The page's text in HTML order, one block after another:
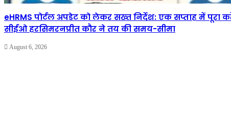
eHRMS पोर्टल अपडेट को लेकर सख्त निर्देश: एक सप्ताह में
सीईओ हरसिमरनप्रीत कौर ने तय की समय-सीमा
August 6, 2026